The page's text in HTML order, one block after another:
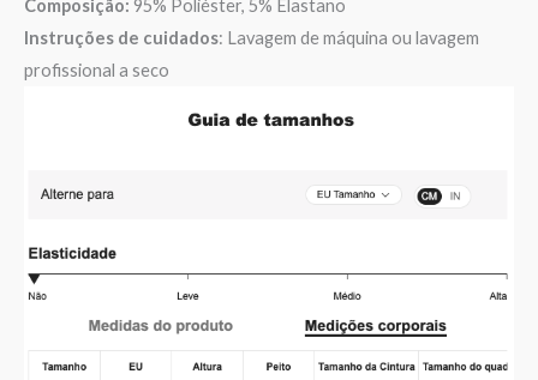
Composição: 95% Poliéster, 5% Elastano
Instruções de cuidados: Lavagem de máquina ou lavagem
profissional a seco